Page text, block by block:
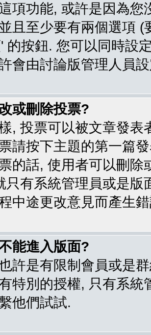
項功能, 或許是因為
且至少要有兩個選項
的按鈕. 您可以同時設
會由討論版管理人員
或刪除投票?
, 投票可以被文章發
請按下主題的第一篇
的話, 使用者可以刪
只有系統管理員或是
中途更改意見而產生
能進入版面?
許是有限制會員或是
特別的授權, 只有系
他們試試.